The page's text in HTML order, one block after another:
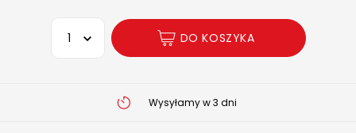
Wybierz opcję
DO KOSZYKA
Wysyłamy w 3 dni